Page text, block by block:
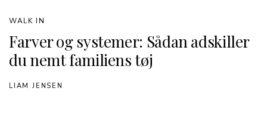
Farver og systemer: Sådan adskiller
du nemt familiens tøj
WALK IN
LIAM JENSEN